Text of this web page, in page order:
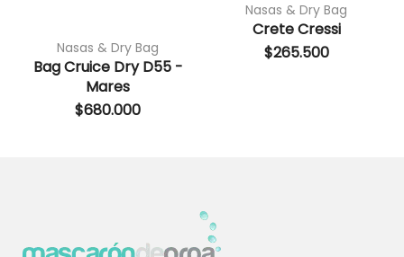
Nasas & Dry Bag
Bag Cruice Dry D55 -
Mares
$680.000
Nasas & Dry Bag
Crete Cressi
$265.500